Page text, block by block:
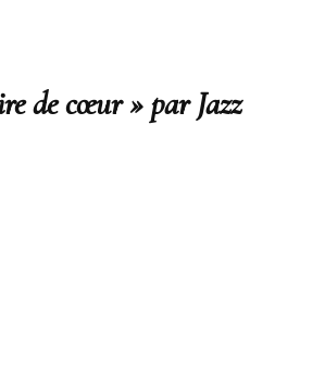
de cœur » par Jazz